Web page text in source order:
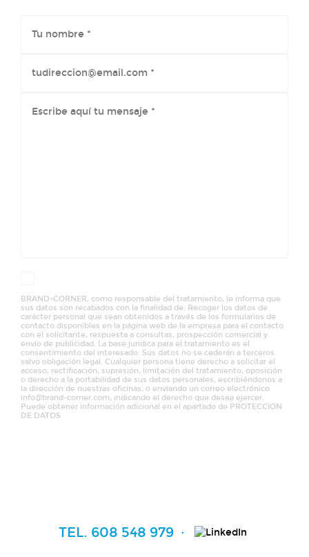
BRAND-CORNER, como responsable del tratamiento, le informa que
sus datos son recabados con la finalidad de: Recoger los datos de
carácter personal que sean obtenidos a través de los formularios de
contacto disponibles en la página web de la empresa para el contacto
con el solicitante, respuesta a consultas, prospección comercial y
envío de publicidad. La base jurídica para el tratamiento es el
consentimiento del interesado. Sus datos no se cederán a terceros
salvo obligación legal. Cualquier persona tiene derecho a solicitar el
acceso, rectificación, supresión, limitación del tratamiento, oposición
o derecho a la portabilidad de sus datos personales, escribiéndonos a
la dirección de nuestras oficinas, o enviando un correo electrónico
info@brand-corner.com, indicando el derecho que desea ejercer.
Puede obtener información adicional en el apartado de PROTECCION
DE DATOS
TEL. 608 548 979